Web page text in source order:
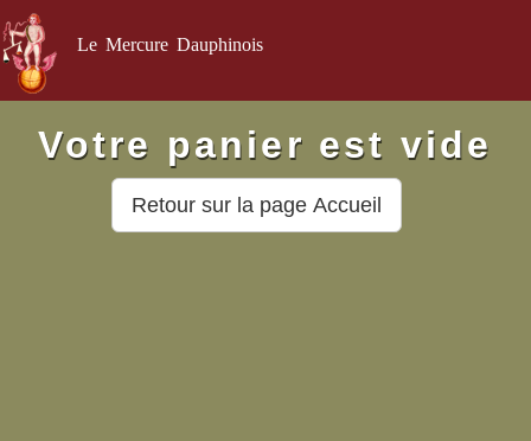
Le Mercure Dauphinois
Votre panier est vide